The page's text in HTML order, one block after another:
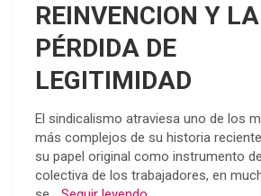
REINVENCION Y LA
PÉRDIDA DE
LEGITIMIDAD
El sindicalismo atraviesa uno de los
más complejos de su historia
su papel original como instrumento
colectiva de los trabajadores, en